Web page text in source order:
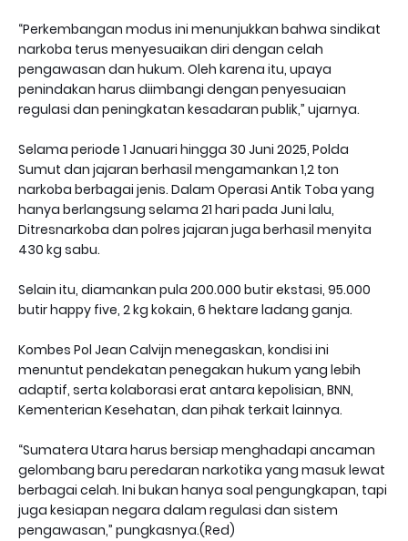
“Perkembangan modus ini menunjukkan bahwa sindikat
narkoba terus menyesuaikan diri dengan celah
pengawasan dan hukum. Oleh karena itu, upaya
penindakan harus diimbangi dengan penyesuaian
regulasi dan peningkatan kesadaran publik,” ujarnya.
Selama periode 1 Januari hingga 30 Juni 2025, Polda
Sumut dan jajaran berhasil mengamankan 1,2 ton
narkoba berbagai jenis. Dalam Operasi Antik Toba yang
hanya berlangsung selama 21 hari pada Juni lalu,
Ditresnarkoba dan polres jajaran juga berhasil menyita
430 kg sabu.
Selain itu, diamankan pula 200.000 butir ekstasi, 95.000
butir happy five, 2 kg kokain, 6 hektare ladang ganja.
Kombes Pol Jean Calvijn menegaskan, kondisi ini
menuntut pendekatan penegakan hukum yang lebih
adaptif, serta kolaborasi erat antara kepolisian, BNN,
Kementerian Kesehatan, dan pihak terkait lainnya.
“Sumatera Utara harus bersiap menghadapi ancaman
gelombang baru peredaran narkotika yang masuk lewat
berbagai celah. Ini bukan hanya soal pengungkapan, tapi
juga kesiapan negara dalam regulasi dan sistem
pengawasan,” pungkasnya.(Red)